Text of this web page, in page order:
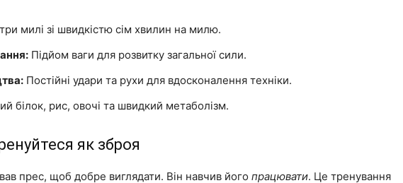
милі зі швидкістю сім хвилин на милю.
Підйом ваги для розвитку загальної сили.
Постійні удари та рухи для вдосконалення техніки.
білок, рис, овочі та швидкий метаболізм.
як зброя
прес, щоб добре виглядати. Він навчив його працювати. Це тренування